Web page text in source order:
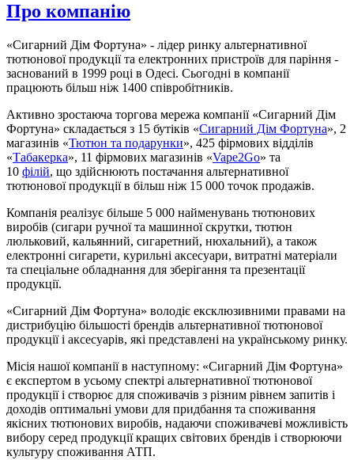
Про компанію
«Сигарний Дім Фортуна» - лідер ринку альтернативної
тютюнової продукції та електронних пристроїв для паріння -
заснований в 1999 році в Одесі. Сьогодні в компанії
працюють більш ніж 1400 співробітників.
Активно зростаюча торгова мережа компанії «Сигарний Дім
Фортуна» складається з 15 бутіків «Сигарний Дім Фортуна», 2
магазинів «Тютюн та подарунки», 425 фірмових відділів
«Табакерка», 11 фірмових магазинів «Vape2Go» та
10 філій, що здійснюють постачання альтернативної
тютюнової продукції в більш ніж 15 000 точок продажів.
Компанія реалізує більше 5 000 найменувань тютюнових
виробів (сигари ручної та машинної скрутки, тютюн
люльковий, кальянний, сигаретний, нюхальний), а також
електронні сигарети, курильні аксесуари, витратні матеріали
та спеціальне обладнання для зберігання та презентації
продукції.
«Сигарний Дім Фортуна» володіє ексклюзивними правами на
дистрибуцію більшості брендів альтернативної тютюнової
продукції і аксесуарів, які представлені на українському ринку.
Місія нашої компанії в наступному: «Сигарний Дім Фортуна»
є експертом в усьому спектрі альтернативної тютюнової
продукції і створює для споживачів з різним рівнем запитів і
доходів оптимальні умови для придбання та споживання
якісних тютюнових виробів, надаючи споживачеві можливість
вибору серед продукції кращих світових брендів і створюючи
культуру споживання АТП.